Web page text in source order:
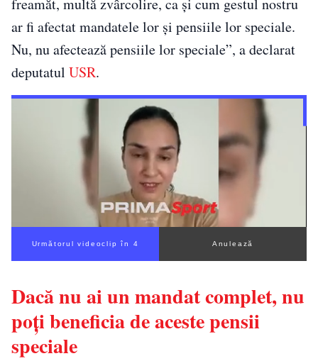
ar fi afectat mandatele lor şi pensiile lor speciale.
Nu, nu afectează pensiile lor speciale”, a declarat
deputatul USR.
Următorul videoclip în 3 Anulează
Dacă nu ai un mandat complet, nu
poţi beneficia de aceste pensii
speciale